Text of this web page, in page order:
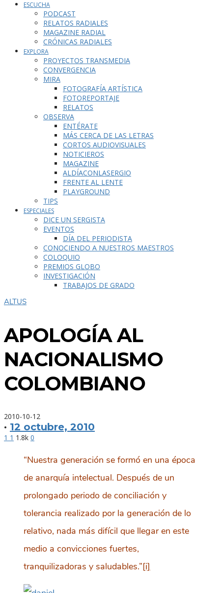
ESCUCHA
PODCAST
RELATOS RADIALES
MAGAZINE RADIAL
CRÓNICAS RADIALES
EXPLORA
PROYECTOS TRANSMEDIA
CONVERGENCIA
MIRA
FOTOGRAFÍA ARTÍSTICA
FOTOREPORTAJE
RELATOS
OBSERVA
ENTÉRATE
MÁS CERCA DE LAS LETRAS
CORTOS AUDIOVISUALES
NOTICIEROS
MAGAZINE
ALDÍACONLASERGIO
FRENTE AL LENTE
PLAYGROUND
TIPS
ESPECIALES
DICE UN SERGISTA
EVENTOS
DÍA DEL PERIODISTA
CONOCIENDO A NUESTROS MAESTROS
COLOQUIO
PREMIOS GLOBO
INVESTIGACIÓN
TRABAJOS DE GRADO
ALTUS
APOLOGÍA AL
NACIONALISMO
COLOMBIANO
2010-10-12
· 12 octubre, 2010
1 1 1.8k 0
“Nuestra generación se formó en una época
de anarquía intelectual. Después de un
prolongado periodo de conciliación y
tolerancia realizado por la generación de lo
relativo, nada más difícil que llegar en este
medio a convicciones fuertes,
tranquilizadoras y saludables.”[i]